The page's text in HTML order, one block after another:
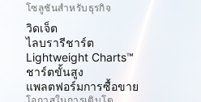
โซลูชันสำหรับธุรกิจ
วิดเจ็ต
ไลบรารีชาร์ต
Lightweight Charts™
ชาร์ตขั้นสูง
แพลตฟอร์มการซื้อขาย